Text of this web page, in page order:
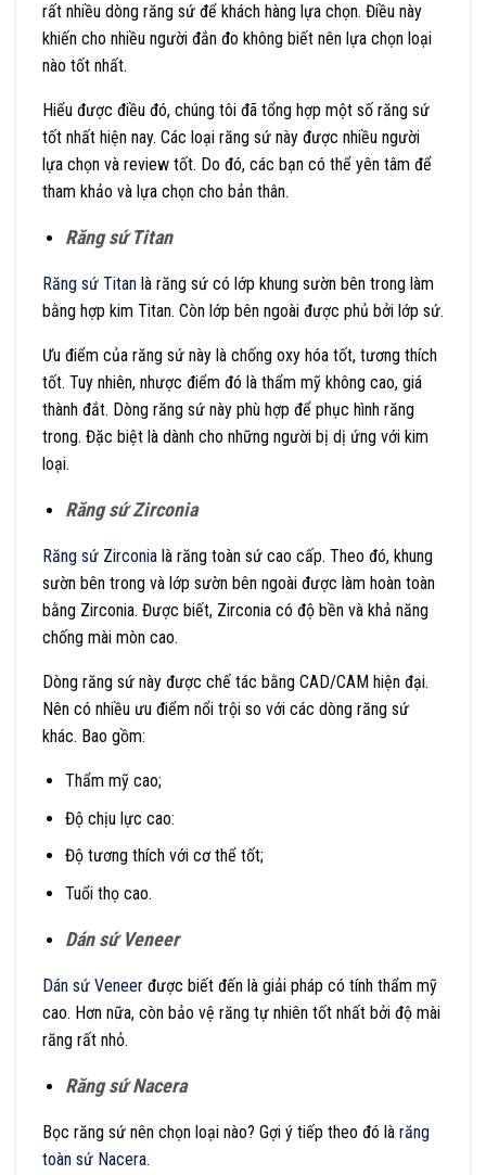
rất nhiều dòng răng sứ để khách hàng lựa chọn. Điều này
khiến cho nhiều người đắn đo không biết nên lựa chọn loại
nào tốt nhất.
Hiểu được điều đó, chúng tôi đã tổng hợp một số răng sứ
tốt nhất hiện nay. Các loại răng sứ này được nhiều người
lựa chọn và review tốt. Do đó, các bạn có thể yên tâm để
tham khảo và lựa chọn cho bản thân.
Răng sứ Titan
Răng sứ Titan là răng sứ có lớp khung sườn bên trong làm
bằng hợp kim Titan. Còn lớp bên ngoài được phủ bởi lớp sứ.
Ưu điểm của răng sứ này là chống oxy hóa tốt, tương thích
tốt. Tuy nhiên, nhược điểm đó là thẩm mỹ không cao, giá
thành đắt. Dòng răng sứ này phù hợp để phục hình răng
trong. Đặc biệt là dành cho những người bị dị ứng với kim
loại.
Răng sứ Zirconia
Răng sứ Zirconia là răng toàn sứ cao cấp. Theo đó, khung
sườn bên trong và lớp sườn bên ngoài được làm hoàn toàn
bằng Zirconia. Được biết, Zirconia có độ bền và khả năng
chống mài mòn cao.
Dòng răng sứ này được chế tác bằng CAD/CAM hiện đại.
Nên có nhiều ưu điểm nổi trội so với các dòng răng sứ
khác. Bao gồm:
Thẩm mỹ cao;
Độ chịu lực cao:
Độ tương thích với cơ thể tốt;
Tuổi thọ cao.
Dán sứ Veneer
Dán sứ Veneer được biết đến là giải pháp có tính thẩm mỹ
cao. Hơn nữa, còn bảo vệ răng tự nhiên tốt nhất bởi độ mài
răng rất nhỏ.
Răng sứ Nacera
Bọc răng sứ nên chọn loại nào? Gợi ý tiếp theo đó là răng
toàn sứ Nacera.